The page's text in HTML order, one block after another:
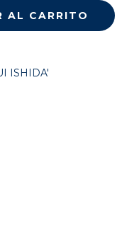
ISHIDA'